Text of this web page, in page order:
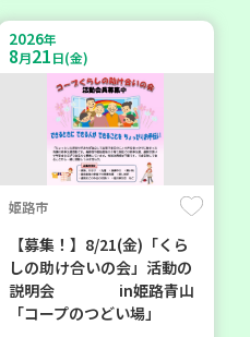
2026年
8月21日(金)
姫路市
【募集！】8/21(金)「くら
しの助け合いの会」活動の
説明会 in姫路青山
「コープのつどい場」